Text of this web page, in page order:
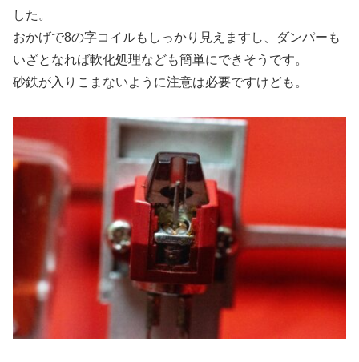
した。
おかげで8の字コイルもしっかり見えますし、ダンパーも
いざとなれば軟化処理なども簡単にできそうです。
砂鉄が入りこまないように注意は必要ですけども。